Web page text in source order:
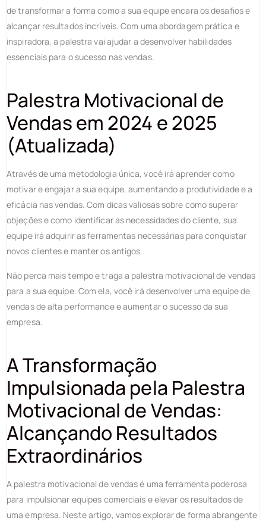
de transformar a forma como a sua equipe encara os desafios e
alcançar resultados incríveis. Com uma abordagem prática e
inspiradora, a palestra vai ajudar a desenvolver habilidades
essenciais para o sucesso nas vendas.
Palestra Motivacional de
Vendas em 2024 e 2025
(Atualizada)
Através de uma metodologia única, você irá aprender como
motivar e engajar a sua equipe, aumentando a produtividade e a
eficácia nas vendas. Com dicas valiosas sobre como superar
objeções e como identificar as necessidades do cliente, sua
equipe irá adquirir as ferramentas necessárias para conquistar
novos clientes e manter os antigos.
Não perca mais tempo e traga a palestra motivacional de vendas
para a sua equipe. Com ela, você irá desenvolver uma equipe de
vendas de alta performance e aumentar o sucesso da sua
empresa.
A Transformação
Impulsionada pela Palestra
Motivacional de Vendas:
Alcançando Resultados
Extraordinários
A palestra motivacional de vendas é uma ferramenta poderosa
para impulsionar equipes comerciais e elevar os resultados de
uma empresa. Neste artigo, vamos explorar de forma abrangente